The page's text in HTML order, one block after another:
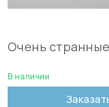
Очень
В наличии